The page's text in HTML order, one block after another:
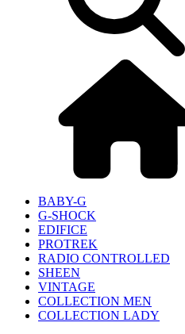
BABY-G
G-SHOCK
EDIFICE
PROTREK
RADIO CONTROLLED
SHEEN
VINTAGE
COLLECTION MEN
COLLECTION LADY